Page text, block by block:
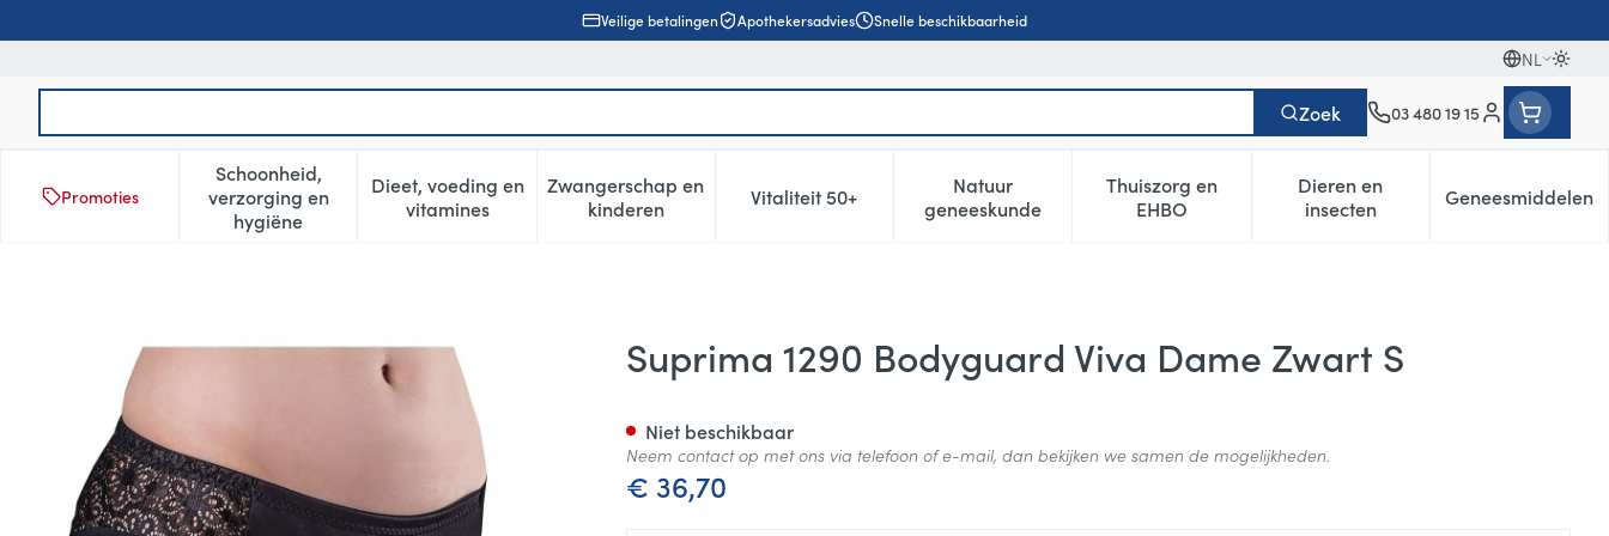
Veilige betalingen Apothekersadvies Snelle beschikbaarheid
NL
Talen
Zoek 03 480 19 15
Klant menu
Promoties
Schoonheid,
verzorging en
hygiëne
Toon submenu voor Schoonheid, verzorging en hygiëne categorie
Dieet, voeding en
vitaminesToon submenu voor Dieet, voeding en vitamines categorie
Zwangerschap en
kinderenToon submenu voor Zwangerschap en kinderen categorie
Vitaliteit 50+Toon submenu voor Vitaliteit 50+ categorie
Natuur
geneeskundeToon submenu voor Natuur geneeskunde categorie
Thuiszorg en
EHBOToon submenu voor Thuiszorg en EHBO categorie
Dieren en
insecten
Toon submenu voor Dieren en
Geneesmiddelen
Toon
Suprima 1290 Bodyguard Viva Dame Zwart SSuprima 1290 Bodyguard Viva Dame Zwart S
€ 36,70
Niet beschikbaar
Neem contact op met ons via telefoon of e-mail, dan bekijken we samen de mogelijkheden.